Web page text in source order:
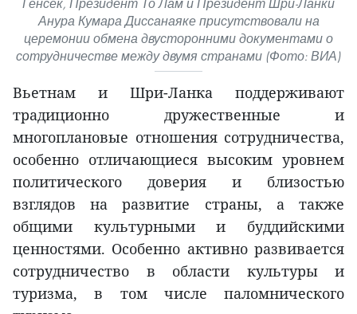
Генсек, Президент То Лам и Президент Шри-Ланки
Анура Кумара Диссанаяке присутствовали на
церемонии обмена двусторонними документами о
сотрудничестве между двумя странами (Фото: ВИА)
Вьетнам и Шри-Ланка поддерживают
традиционно дружественные и
многоплановые отношения сотрудничества,
особенно отличающиеся высоким уровнем
политического доверия и близостью
взглядов на развитие страны, а также
общими культурными и буддийскими
ценностями. Особенно активно развивается
сотрудничество в области культуры и
туризма, в том числе паломнического